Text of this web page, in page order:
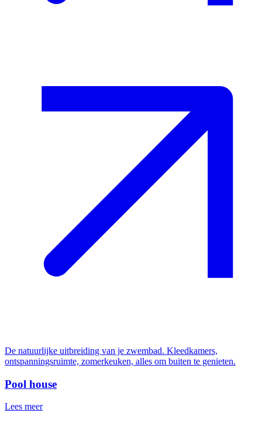
De natuurlijke uitbreiding van je zwembad. Kleedkamers,
ontspanningsruimte, zomerkeuken, alles om buiten te genieten.
Pool house
Lees meer